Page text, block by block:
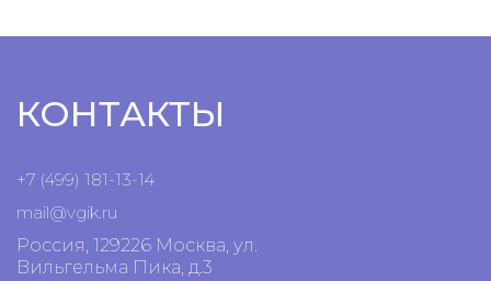
КОНТАКТЫ
+7 (499) 181-13-14
mail@vgik.ru
Россия, 129226 Москва, ул.
Вильгельма Пика, д.3